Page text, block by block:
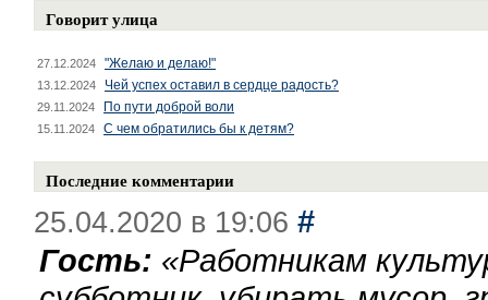
Говорит улица
27.12.2024 "Желаю и делаю!"
13.12.2024 Чей успех оставил в сердце радость?
29.11.2024 По пути доброй воли
15.11.2024 С чем обратились бы к детям?
Последние комментарии
25.04.2020 в 19:06 #
Гость: «Работникам